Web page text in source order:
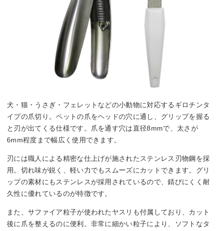
犬・猫・うさぎ・フェレットなどの小動物に対応するギロチンタ
イプの爪切り。ペットの爪をヘッドの穴に通し、グリップを握る
と刃が出てくる仕様です。爪を通す穴は直径8mmで、太さが
6mm程度まで幅広く使用できます。
刃には職人による精密な仕上げが施されたステンレス刃物鋼を採
用。切れ味が鋭く、軽い力でもスムーズにカットできます。グリ
ップの素材にもステンレスが採用されているので、錆びにくく耐
久性に優れているのが特徴です。
また、サファイア粒子が使われたヤスリも付属しており、カット
後に爪を整えるのに便利。非常に細かい粒子により、ソフトなタ